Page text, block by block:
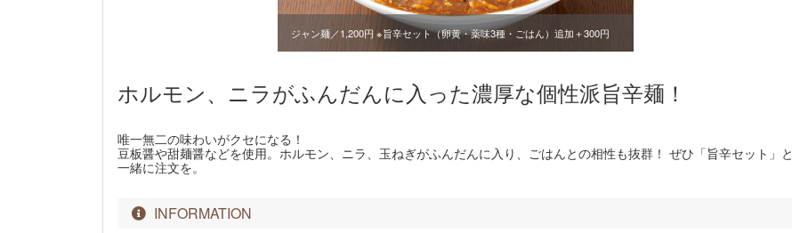
ジャン麺／1,200円 ※旨辛セット（卵黄・薬味3種・ごはん）追加＋300円
ホルモン、ニラがふんだんに入った濃厚な個性派旨辛麺！
唯一無二の味わいがクセになる！
豆板醤や甜麺醤などを使用。ホルモン、ニラ、玉ねぎがふんだんに入り、ごはんとの相性も抜群！ ぜひ「旨辛セット」と
一緒に注文を。
INFORMATION